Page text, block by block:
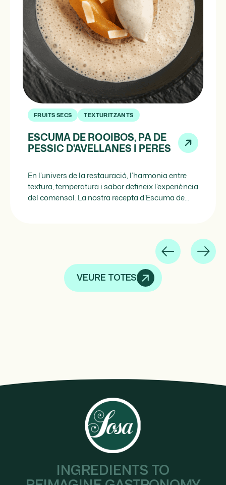
FRUITS SECS TEXTURITZANTS
ESCUMA DE ROOIBOS, PA DE
PESSIC D'AVELLANES I PERES
En l’univers de la restauració, l’harmonia entre
textura, temperatura i sabor defineix l’experiència
del comensal. La nostra recepta d’Escuma de
protagonista és una Escuma de rooibos, lleugera
VEURE TOTES
INGREDIENTS TO